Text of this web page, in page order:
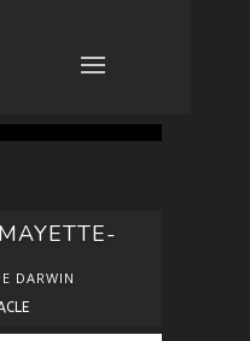
DARWIN